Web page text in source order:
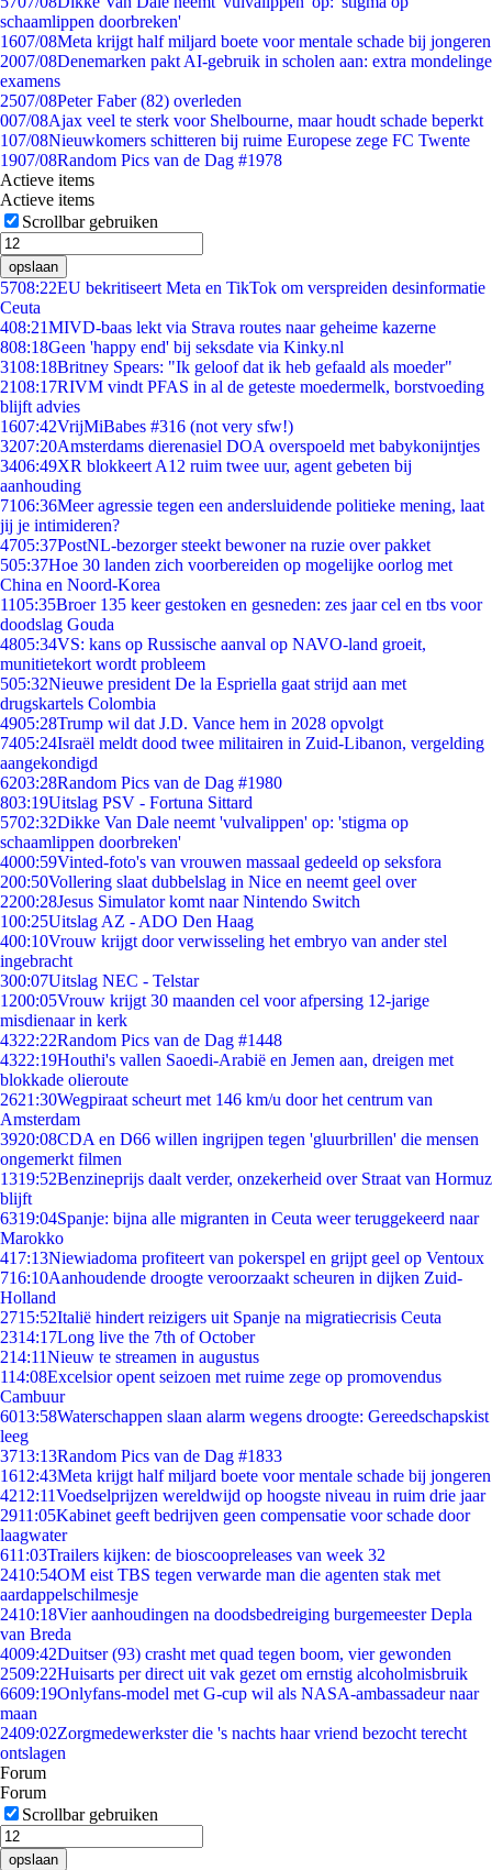
schaamlippen doorbreken'
1607/08Meta krijgt half miljard boete voor mentale schade bij jongeren
2007/08Denemarken pakt AI-gebruik in scholen aan: extra mondelinge
examens
2507/08Peter Faber (82) overleden
007/08Ajax veel te sterk voor Shelbourne, maar houdt schade beperkt
107/08Nieuwkomers schitteren bij ruime Europese zege FC Twente
1907/08Random Pics van de Dag #1978
Actieve items
Actieve items
Scrollbar gebruiken
opslaan
5708:22EU bekritiseert Meta en TikTok om verspreiden desinformatie
Ceuta
408:21MIVD-baas lekt via Strava routes naar geheime kazerne
808:18Geen 'happy end' bij seksdate via Kinky.nl
3108:18Britney Spears: "Ik geloof dat ik heb gefaald als moeder"
2108:17RIVM vindt PFAS in al de geteste moedermelk, borstvoeding
blijft advies
1607:42VrijMiBabes #316 (not very sfw!)
3207:20Amsterdams dierenasiel DOA overspoeld met babykonijntjes
3406:49XR blokkeert A12 ruim twee uur, agent gebeten bij
aanhouding
7106:36Meer agressie tegen een andersluidende politieke mening, laat
jij je intimideren?
4705:37PostNL-bezorger steekt bewoner na ruzie over pakket
505:37Hoe 30 landen zich voorbereiden op mogelijke oorlog met
China en Noord-Korea
1105:35Broer 135 keer gestoken en gesneden: zes jaar cel en tbs voor
doodslag Gouda
4805:34VS: kans op Russische aanval op NAVO-land groeit,
munitietekort wordt probleem
505:32Nieuwe president De la Espriella gaat strijd aan met
drugskartels Colombia
4905:28Trump wil dat J.D. Vance hem in 2028 opvolgt
7405:24Israël meldt dood twee militairen in Zuid-Libanon, vergelding
aangekondigd
6203:28Random Pics van de Dag #1980
803:19Uitslag PSV - Fortuna Sittard
5702:32Dikke Van Dale neemt 'vulvalippen' op: 'stigma op
schaamlippen doorbreken'
4000:59Vinted-foto's van vrouwen massaal gedeeld op seksfora
200:50Vollering slaat dubbelslag in Nice en neemt geel over
2200:28Jesus Simulator komt naar Nintendo Switch
100:25Uitslag AZ - ADO Den Haag
400:10Vrouw krijgt door verwisseling het embryo van ander stel
ingebracht
300:07Uitslag NEC - Telstar
1200:05Vrouw krijgt 30 maanden cel voor afpersing 12-jarige
misdienaar in kerk
4322:22Random Pics van de Dag #1448
4322:19Houthi's vallen Saoedi-Arabië en Jemen aan, dreigen met
blokkade olieroute
2621:30Wegpiraat scheurt met 146 km/u door het centrum van
Amsterdam
3920:08CDA en D66 willen ingrijpen tegen 'gluurbrillen' die mensen
ongemerkt filmen
1319:52Benzineprijs daalt verder, onzekerheid over Straat van Hormuz
blijft
6319:04Spanje: bijna alle migranten in Ceuta weer teruggekeerd naar
Marokko
417:13Niewiadoma profiteert van pokerspel en grijpt geel op Ventoux
716:10Aanhoudende droogte veroorzaakt scheuren in dijken Zuid-
Holland
2715:52Italië hindert reizigers uit Spanje na migratiecrisis Ceuta
2314:17Long live the 7th of October
214:11Nieuw te streamen in augustus
114:08Excelsior opent seizoen met ruime zege op promovendus
Cambuur
6013:58Waterschappen slaan alarm wegens droogte: Gereedschapskist
leeg
3713:13Random Pics van de Dag #1833
1612:43Meta krijgt half miljard boete voor mentale schade bij jongeren
4212:11Voedselprijzen wereldwijd op hoogste niveau in ruim drie jaar
2911:05Kabinet geeft bedrijven geen compensatie voor schade door
laagwater
611:03Trailers kijken: de bioscoopreleases van week 32
2410:54OM eist TBS tegen verwarde man die agenten stak met
aardappelschilmesje
2410:18Vier aanhoudingen na doodsbedreiging burgemeester Depla
van Breda
4009:42Duitser (93) crasht met quad tegen boom, vier gewonden
2509:22Huisarts per direct uit vak gezet om ernstig alcoholmisbruik
6609:19Onlyfans-model met G-cup wil als NASA-ambassadeur naar
maan
2409:02Zorgmedewerkster die 's nachts haar vriend bezocht terecht
ontslagen
Forum
Forum
Scrollbar gebruiken
opslaan